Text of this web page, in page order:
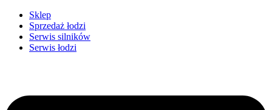
Przejdź
treści
Sklep
Sprzedaż łodzi
Serwis silników
Serwis łodzi